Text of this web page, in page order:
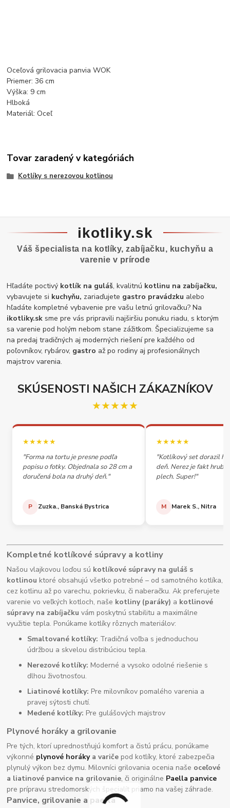
Oceľová grilovacia panvia WOK
Priemer: 36 cm
Výška: 9 cm
Hlboká
Materiál: Oceľ
Tovar zaradený v kategóriách
Kotlíky s nerezovou kotlinou
ikotliky.sk
Váš špecialista na kotlíky, zabíjačku, kuchyňu a
varenie v prírode
Hľadáte poctivý kotlík na guláš, kvalitnú kotlinu na zabíjačku,
vybavujete si kuchyňu, zariaďujete gastro pravádzku alebo
hľadáte kompletné vybavenie pre vašu letnú grilovačku? Na
ikotliky.sk sme pre vás pripravili najširšiu ponuku riadu, s ktorým
sa varenie pod holým nebom stane zážitkom. Špecializujeme sa
na predaj tradičných aj moderných riešení pre každého od
poľovníkov, rybárov, gastro až po rodiny aj profesionálnych
majstrov varenia.
SKÚSENOSTI NAŠICH ZÁKAZNÍKOV
★★★★★
★★★★★
"Forma na tortu je presne podľa
popisu o fotky. Objednala so 28 cm a
doručená bola na druhý deň."
P Zuzka., Banská Bystrica
★★★★★
"Kotlíkový set dorazil
deň. Nerez je fakt
plech. Super!"
M Marek S., Nitra
Kompletné kotlíkové súpravy a kotliny
Našou vlajkovou loďou sú kotlíkové súpravy na guláš s
kotlinou ktoré obsahujú všetko potrebné – od samotného kotlíka,
cez kotlinu až po varechu, pokrievku, či naberačku. Ak preferujete
varenie vo veľkých kotloch, naše kotliny (paráky) a kotlinové
súpravy na zabíjačku vám poskytnú stabilitu a maximálne
využitie tepla. Ponúkame kotlíky rôznych materiálov:
Smaltované kotlíky: Tradičná voľba s jednoduchou
údržbou a skvelou distribúciou tepla.
Nerezové kotlíky: Moderné a vysoko odolné riešenie s
dlhou životnosťou.
Liatinové kotlíky: Pre milovníkov pomalého varenia a
pravej sýtosti chutí.
Medené kotlíky: Pre gulášových majstrov
Plynové horáky a grilovanie
Pre tých, ktorí uprednostňujú komfort a čistú prácu, ponúkame
výkonné plynové horákya variče pod kotlíky, ktoré zabezpečia
plynulý výkon bez dymu. Milovníci grilovania ocenia naše oceľové
a liatinové panvice na grilovanie, či originálne Paella panvice
pre prípravu stredomorských špecialít priamo na vašej záhrade.
Panvice, grilovanie a paella